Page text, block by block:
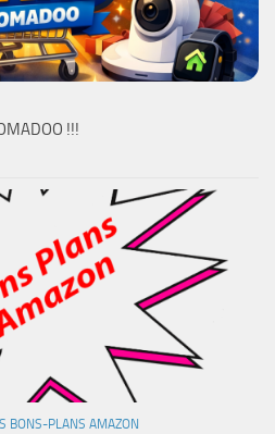
!!!
BONS-PLANS AMAZON